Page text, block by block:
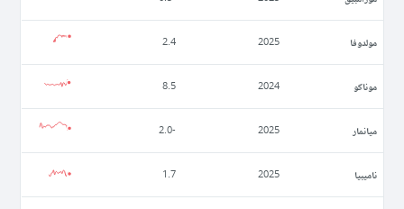
مولدوفا 2025
2.4
موناكو 2024
8.5
ميانمار 2025
-2.0
ناميبيا 2025
1.7